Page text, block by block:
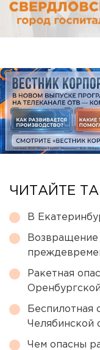
ЧИТАЙТЕ
В
Возвращение
Ракетная
Беспилотная
Челябинской
Чем опасны